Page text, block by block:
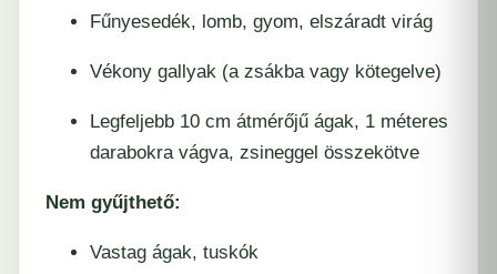
Fűnyesedék, lomb, gyom, elszáradt virág
Vékony gallyak (a zsákba vagy kötegelve)
Legfeljebb 10 cm átmérőjű ágak, 1 méteres
darabokra vágva, zsineggel összekötve
Nem gyűjthető:
Vastag ágak, tuskók